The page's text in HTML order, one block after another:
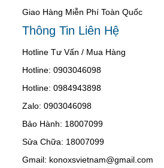
Giao Hàng Miễn Phí Toàn Quốc
Thông Tin Liên Hệ
Hotline Tư Vấn / Mua Hàng
Hotline: 0903046098
Hotline: 0984943898
Zalo: 0903046098
Bảo Hành: 18007099
Sửa Chữa: 18007099
Gmail: konoxsvietnam@gmail.com